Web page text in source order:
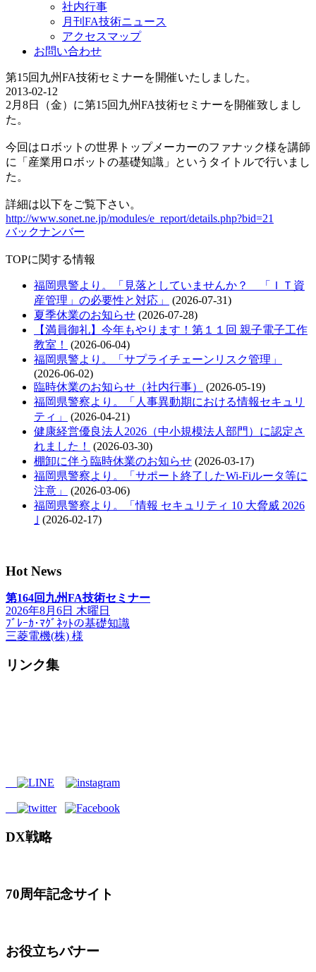
社内行事
月刊FA技術ニュース
アクセスマップ
お問い合わせ
第15回九州FA技術セミナーを開催いたしました。
2013-02-12
2月8日（金）に第15回九州FA技術セミナーを開催致しまし
た。
今回はロボットの世界トップメーカーのファナック様を講師
に「産業用ロボットの基礎知識」というタイトルで行いまし
た。
詳細は以下をご覧下さい。
http://www.sonet.ne.jp/modules/e_report/details.php?bid=21
バックナンバー
TOPに関する情報
福岡県警より。「見落としていませんか？ 「ＩＴ資
産管理」の必要性と対応」
(2026-07-31)
夏季休業のお知らせ (2026-07-28)
【満員御礼】今年もやります！第１１回 親子電子工作
教室！
(2026-06-04)
福岡県警より。「サプライチェーンリスク管理」
(2026-06-02)
臨時休業のお知らせ（社内行事）
(2026-05-19)
福岡県警察より。「人事異動期における情報セキュリ
ティ」
(2026-04-21)
健康経営優良法人2026（中小規模法人部門）に認定さ
れました！
(2026-03-30)
棚卸に伴う臨時休業のお知らせ (2026-03-17)
福岡県警察より。「サポート終了したWi-Fiルータ等に
注意」
(2026-03-06)
福岡県警察より。「情報 セキュリティ 10 大脅威 2026
｣ (2026-02-17)
Hot News
第164回九州FA技術セミナー
2026年8月6日 木曜日
ﾌﾞﾚｰｶ･ﾏｸﾞﾈｯﾄの基礎知識
三菱電機(株) 様
リンク集
DX戦略
70周年記念サイト
お役立ちバナー